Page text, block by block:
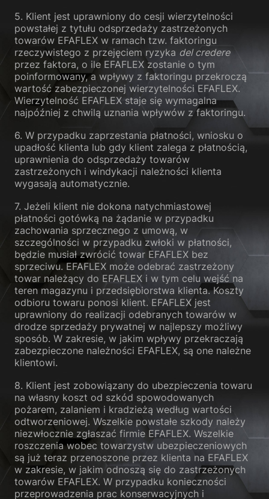
5. Klient jest uprawniony do cesji wierzytelności
powstałej z tytułu odsprzedaży zastrzeżonych
towarów EFAFLEX w ramach tzw. faktoringu
rzeczywistego z przejęciem ryzyka del credere
przez faktora, o ile EFAFLEX zostanie o tym
poinformowany, a wpływy z faktoringu przekroczą
wartość zabezpieczonej wierzytelności EFAFLEX.
Wierzytelność EFAFLEX staje się wymagalna
najpóźniej z chwilą uznania wpływów z faktoringu.
6. W przypadku zaprzestania płatności, wniosku o
upadłość klienta lub gdy klient zalega z płatnością,
uprawnienia do odsprzedaży towarów
zastrzeżonych i windykacji należności klienta
wygasają automatycznie.
7. Jeżeli klient nie dokona natychmiastowej
płatności gotówką na żądanie w przypadku
zachowania sprzecznego z umową, w
szczególności w przypadku zwłoki w płatności,
będzie musiał zwrócić towar EFAFLEX bez
sprzeciwu. EFAFLEX może odebrać zastrzeżony
towar należący do EFAFLEX i w tym celu wejść na
teren magazynu i przedsiębiorstwa klienta. Koszty
odbioru towaru ponosi klient. EFAFLEX jest
uprawniony do realizacji odebranych towarów w
drodze sprzedaży prywatnej w najlepszy możliwy
sposób. W zakresie, w jakim wpływy przekraczają
zabezpieczone należności EFAFLEX, są one należne
klientowi.
8. Klient jest zobowiązany do ubezpieczenia towaru
na własny koszt od szkód spowodowanych
pożarem, zalaniem i kradzieżą według wartości
odtworzeniowej. Wszelkie powstałe szkody należy
niezwłocznie zgłaszać firmie EFAFLEX. Wszelkie
roszczenia wobec towarzystw ubezpieczeniowych
są już teraz przenoszone przez klienta na EFAFLEX
w zakresie, w jakim odnoszą się do zastrzeżonych
towarów EFAFLEX. W przypadku konieczności
przeprowadzenia prac konserwacyjnych i